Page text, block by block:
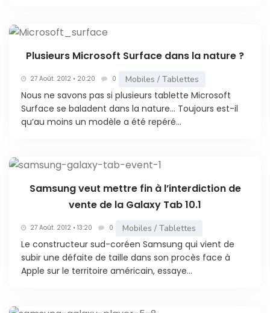
Plusieurs Microsoft Surface dans la nature ?
27 Août. 2012 • 20:20 0 Mobiles / Tablettes
Nous ne savons pas si plusieurs tablette Microsoft
Surface se baladent dans la nature… Toujours est-il
qu’au moins un modèle a été repéré...
Samsung veut mettre fin à l’interdiction de
vente de la Galaxy Tab 10.1
27 Août. 2012 • 13:20 0 Mobiles / Tablettes
Le constructeur sud-coréen Samsung qui vient de
subir une défaite de taille dans son procès face à
Apple sur le territoire américain, essaye...